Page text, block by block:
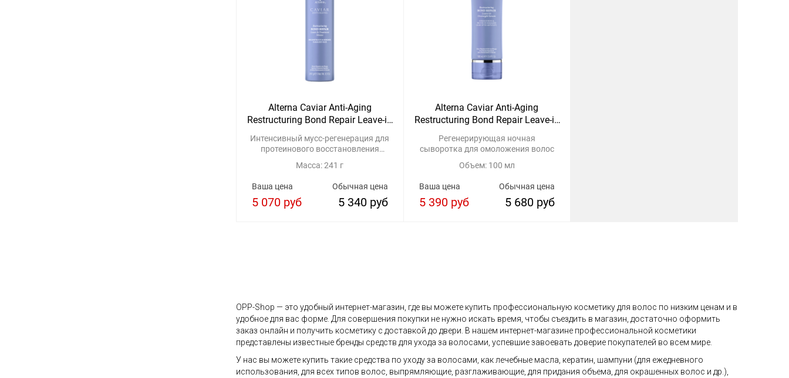
Alterna Caviar Anti-Aging
Restructuring Bond Repair Leave-in
Treatment Mousse
Интенсивный мусс-регенерация для
протеинового восстановления
Масса: 241 г
Обычная цена
5 340 руб
Ваша цена
5 070 руб
Alterna Caviar Anti-Aging
Restructuring Bond Repair Leave-in
Регенерирующая ночная
сыворотка для омоложения волос
Объем: 100 мл
Обычная цена
5 680 руб
Ваша цена
5 390 руб
OPP-Shop — это удобный интернет-магазин, где вы можете купить профессиональную косметику для волос по низким ценам и в
удобное для вас форме. Для совершения покупки не нужно искать время, чтобы съездить в магазин, достаточно оформить
заказ онлайн и получить косметику с доставкой до двери. В нашем интернет-магазине профессиональной косметики
представлены известные бренды средств для ухода за волосами, успевшие завоевать доверие покупателей во всем мире.
У нас вы можете купить такие средства по уходу за волосами, как лечебные масла, кератин, шампуни (для ежедневного
использования, для всех типов волос, выпрямляющие, разглаживающие, для придания объема, для окрашенных волос и др.),